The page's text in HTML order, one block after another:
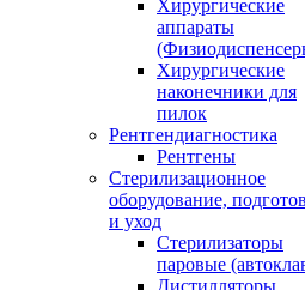
Хирургические
аппараты
Хирургические
наконечники для
пилок
Рентгендиагностика
Рентгены
Стерилизационное
оборудование,
и уход
Стерилизаторы
паровые
Дистилляторы